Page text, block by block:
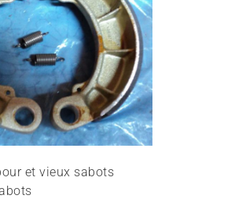
et vieux sabots